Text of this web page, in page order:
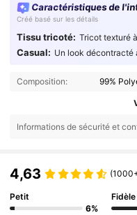
Caractéristiques de
Créé basé sur les détails
Tissu tricoté: Tricot texturé
Casual: Un look décontracté
Composition: 99%
Informations de sécurité et
4,63
Petit
6%